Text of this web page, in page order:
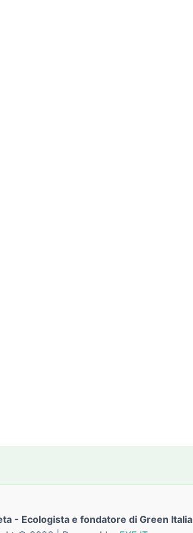
- Ecologista e fondatore di Green Italia